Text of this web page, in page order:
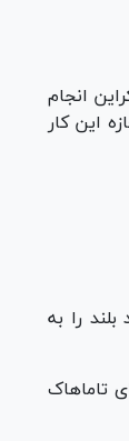
انجام
این کار
را به
تاماهاک